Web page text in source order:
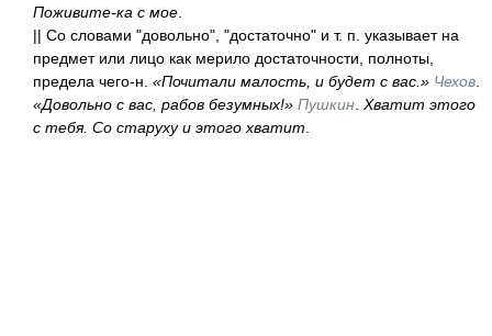
Поживите-ка с мое
|| Со словами "довольно", "достаточно" и т. п. указывает на
предмет или лицо как мерило достаточности, полноты,
предела чего-н. «Почитали малость, и будет с вас.» Чехов
«Довольно с вас, рабов безумных!» Пушкин Хватит этого
с тебя. Со старуху и этого хватит